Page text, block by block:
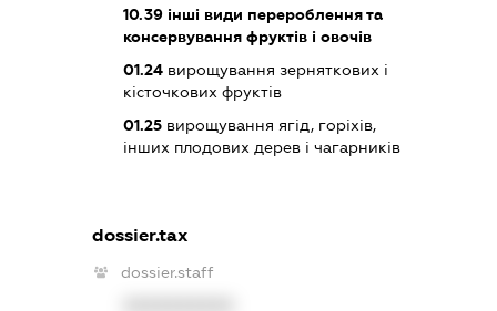
10.39інші види перероблення та
консервування фруктів і овочів
01.24вирощування зерняткових і
кісточкових фруктів
01.25вирощування ягід, горіхів,
інших плодових дерев і чагарників
dossier.tax
dossier.staff